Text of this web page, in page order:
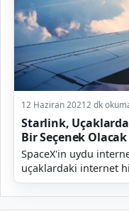
12 Haziran 20212 dk
Starlink,
Bir Seçenek Olacak
SpaceX'in uydu
uçaklardaki internet
hedefliyor. Böylece
sevdik...